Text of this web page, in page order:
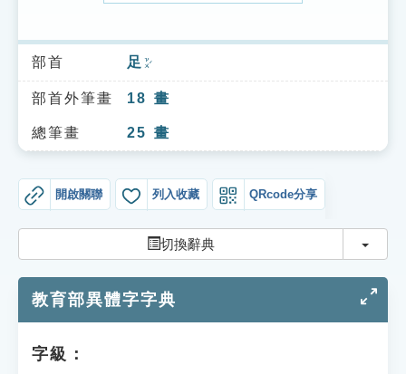
索引選單
知識索引
單字索引
貓頭鷹博士
部首 足 ㄗㄨˊ
部首外筆畫 18 畫
總筆畫 25 畫
開啟關聯 列入收藏 QRcode分享
切換辭典 切換
教育部異體字字典
字級：